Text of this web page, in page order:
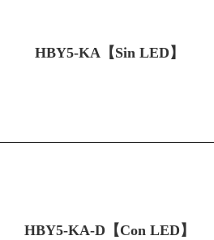
HBY5-KA【Sin LED】
HBY5-KA-D【Con LED】